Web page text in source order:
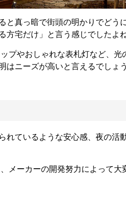
と真っ暗で街頭の明かりでど
方宅だけ」と言う感じでしたよね
プやおしゃれな表札灯など、
はニーズが高いと言えるでしょう
れているような安心感、夜の
メーカーの開発努力によって